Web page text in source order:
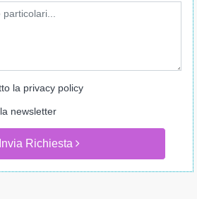
la privacy policy
newsletter
Invia Richiesta